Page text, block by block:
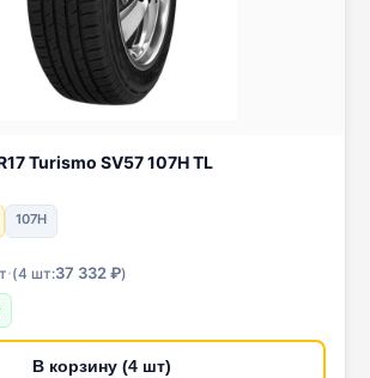
245/65 R17 Turismo SV57 107H TL
107H
·(4 шт:37 332 ₽)
В корзину (4 шт)